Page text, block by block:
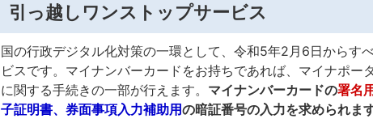
引っ越しワンストップサービス
国の行政デジタル化対策の一環として、令和5年2月6日からす
ビスです。マイナンバーカードをお持ちであれば、マイナポー
に関する手続きの一部が行えます。 マイナンバーカードの署名
子証明書、券面事項入力補助用の暗証番号の入力を求められます